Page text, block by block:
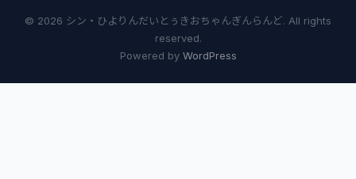
© 2026 シン・ひよりんだいとぅきおちゃんぎんらんど. All rights
reserved.
Powered by WordPress